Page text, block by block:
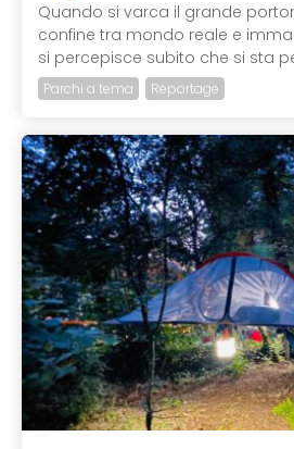
Quando si varca il grande
confine tra mondo reale e
si percepisce subito che si sta
Parchi a tema Reportage